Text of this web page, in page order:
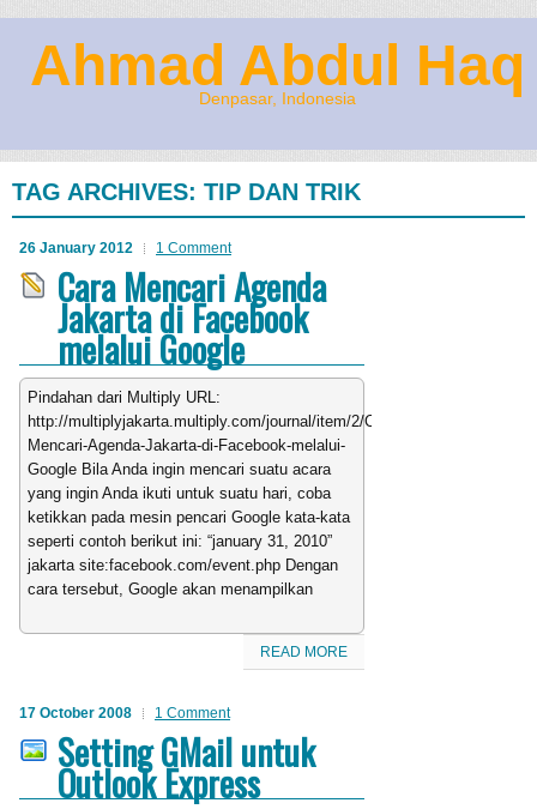
Ahmad Abdul Haq
Denpasar, Indonesia
TAG ARCHIVES: TIP DAN TRIK
26 January 2012 1 Comment
Cara Mencari Agenda
Jakarta di Facebook
melalui Google
Pindahan dari Multiply URL:
http://multiplyjakarta.multiply.com/journal/item/2/Cara-
Mencari-Agenda-Jakarta-di-Facebook-melalui-
Google Bila Anda ingin mencari suatu acara
yang ingin Anda ikuti untuk suatu hari, coba
ketikkan pada mesin pencari Google kata-kata
seperti contoh berikut ini: “january 31, 2010”
jakarta site:facebook.com/event.php Dengan
cara tersebut, Google akan menampilkan
READ MORE
17 October 2008 1 Comment
Setting GMail untuk
Outlook Express